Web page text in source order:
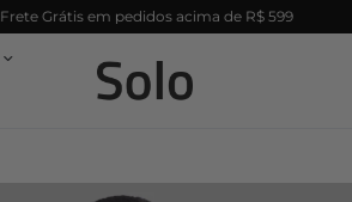
Frete Grátis em pedidos acima de R$ 599